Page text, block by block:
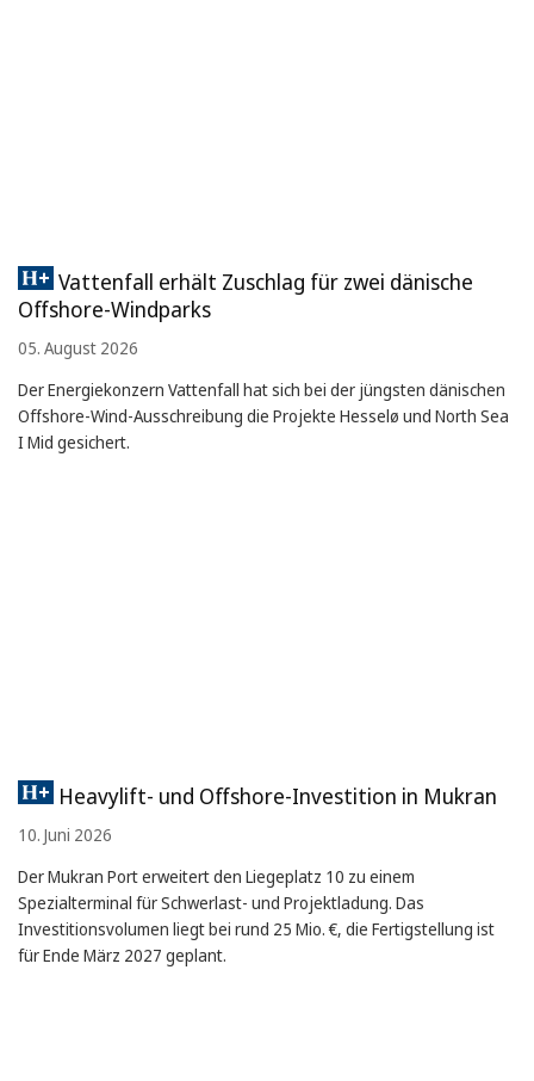
Vattenfall erhält Zuschlag für zwei dänische
Offshore-Windparks
05. August 2026
Der Energiekonzern Vattenfall hat sich bei der jüngsten dänischen
Offshore-Wind-Ausschreibung die Projekte Hesselø und North Sea
I Mid gesichert.
Heavylift- und Offshore-Investition in Mukran
10. Juni 2026
Der Mukran Port erweitert den Liegeplatz 10 zu einem
Spezialterminal für Schwerlast- und Projektladung. Das
Investitionsvolumen liegt bei rund 25 Mio. €, die Fertigstellung ist
für Ende März 2027 geplant.